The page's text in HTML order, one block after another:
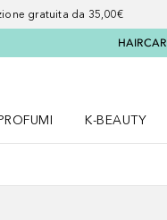
gratuita da 35,00€
K-BEAUTY